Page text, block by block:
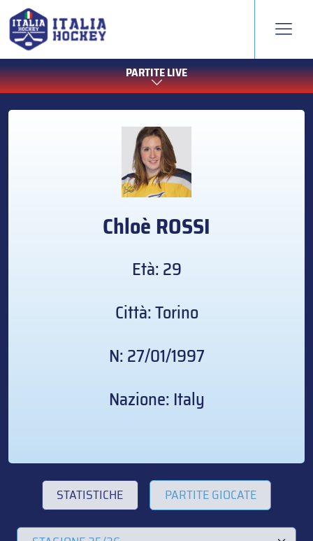
PARTITE LIVE
Chloè ROSSI
Età: 29
Città: Torino
N: 27/01/1997
Nazione: Italy
STATISTICHE PARTITE GIOCATE